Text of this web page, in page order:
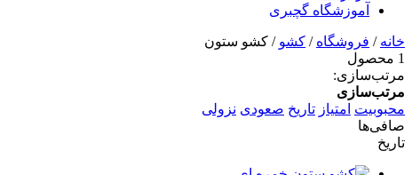
آموزشگاه گچبری
خانه / فروشگاه / کشو / کشو ستون
1 محصول
مرتب‌سازی:
مرتب‌سازی
محبوبیت امتیاز تاریخ صعودی نزولی
صافی‌ها
تاریخ